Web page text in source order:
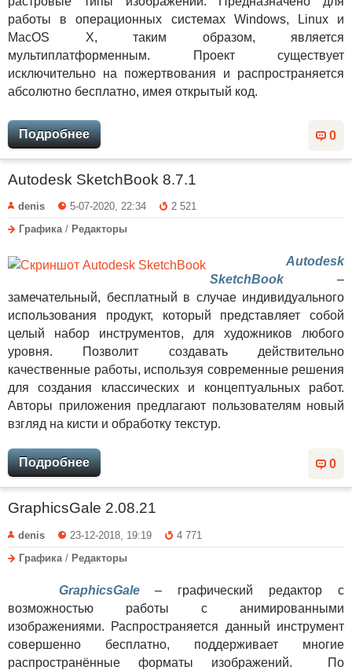
работы в операционных системах Windows, Linux и
MacOS X, таким образом, является
мультиплатформенным. Проект существует
исключительно на пожертвования и распространяется
абсолютно бесплатно, имея открытый код.
0
Подробнее
Autodesk SketchBook 8.7.1
denis 5-07-2020, 22:34
2 521
Графика/ Редакторы
Autodesk
SketchBook–
замечательный, бесплатный в случае индивидуального
использования продукт, который представляет собой
целый набор инструментов, для художников любого
уровня. Позволит создавать действительно
качественные работы, используя современные решения
для создания классических и концептуальных работ.
Авторы приложения предлагают пользователям новый
взгляд на кисти и обработку текстур.
0
Подробнее
GraphicsGale 2.08.21
denis 23-12-2018, 19:19
4 771
Графика / Редакторы
GraphicsGale– графический редактор с
возможностью работы с анимированными
изображениями. Распространяется данный инструмент
совершенно бесплатно, поддерживает многие
распространённые форматы изображений. По